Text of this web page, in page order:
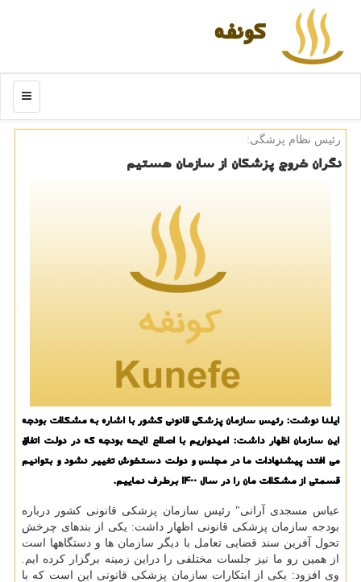
كونفه
منو
رئیس نظام پزشگی:
نگران خروج پزشكان از سازمان هستیم
ایلنا نوشت: رئیس سازمان پزشکی قانونی کشور با اشاره به مشکلات بودجه
این سازمان اظهار داشت: امیدواریم با اصلاح لایحه بودجه که در دولت اتفاق
می افتد، پیشنهادات ما در مجلس و دولت دستخوش تغییر نشود و بتوانیم
قسمتی از مشکلات مان را در سال 1400 برطرف نماییم.
عباس مسجدی آرانی" رئیس سازمان پزشکی قانونی کشور درباره
بودجه سازمان پزشکی قانونی اظهار داشت: یکی از بندهای چرخش
تحول آفرین سند قضایی تعامل با دیگر سازمان ها و دستگاهها است
از همین رو ما نیز جلسات مختلفی را دراین زمینه برگزار کرده ایم.
وی افزود: یکی از ابتکارات سازمان پزشکی قانونی این است که با